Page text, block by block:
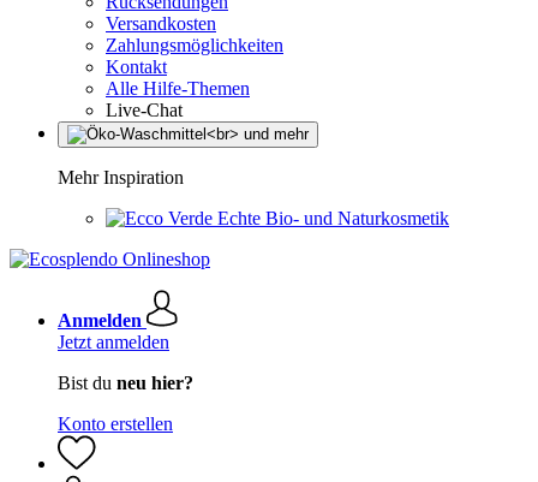
Versandkosten
Zahlungsmöglichkeiten
Kontakt
Alle Hilfe-Themen
Live-Chat
Mehr Inspiration
Echte Bio- und Naturkosmetik
Anmelden
Jetzt anmelden
Bist du neu hier?
Konto erstellen